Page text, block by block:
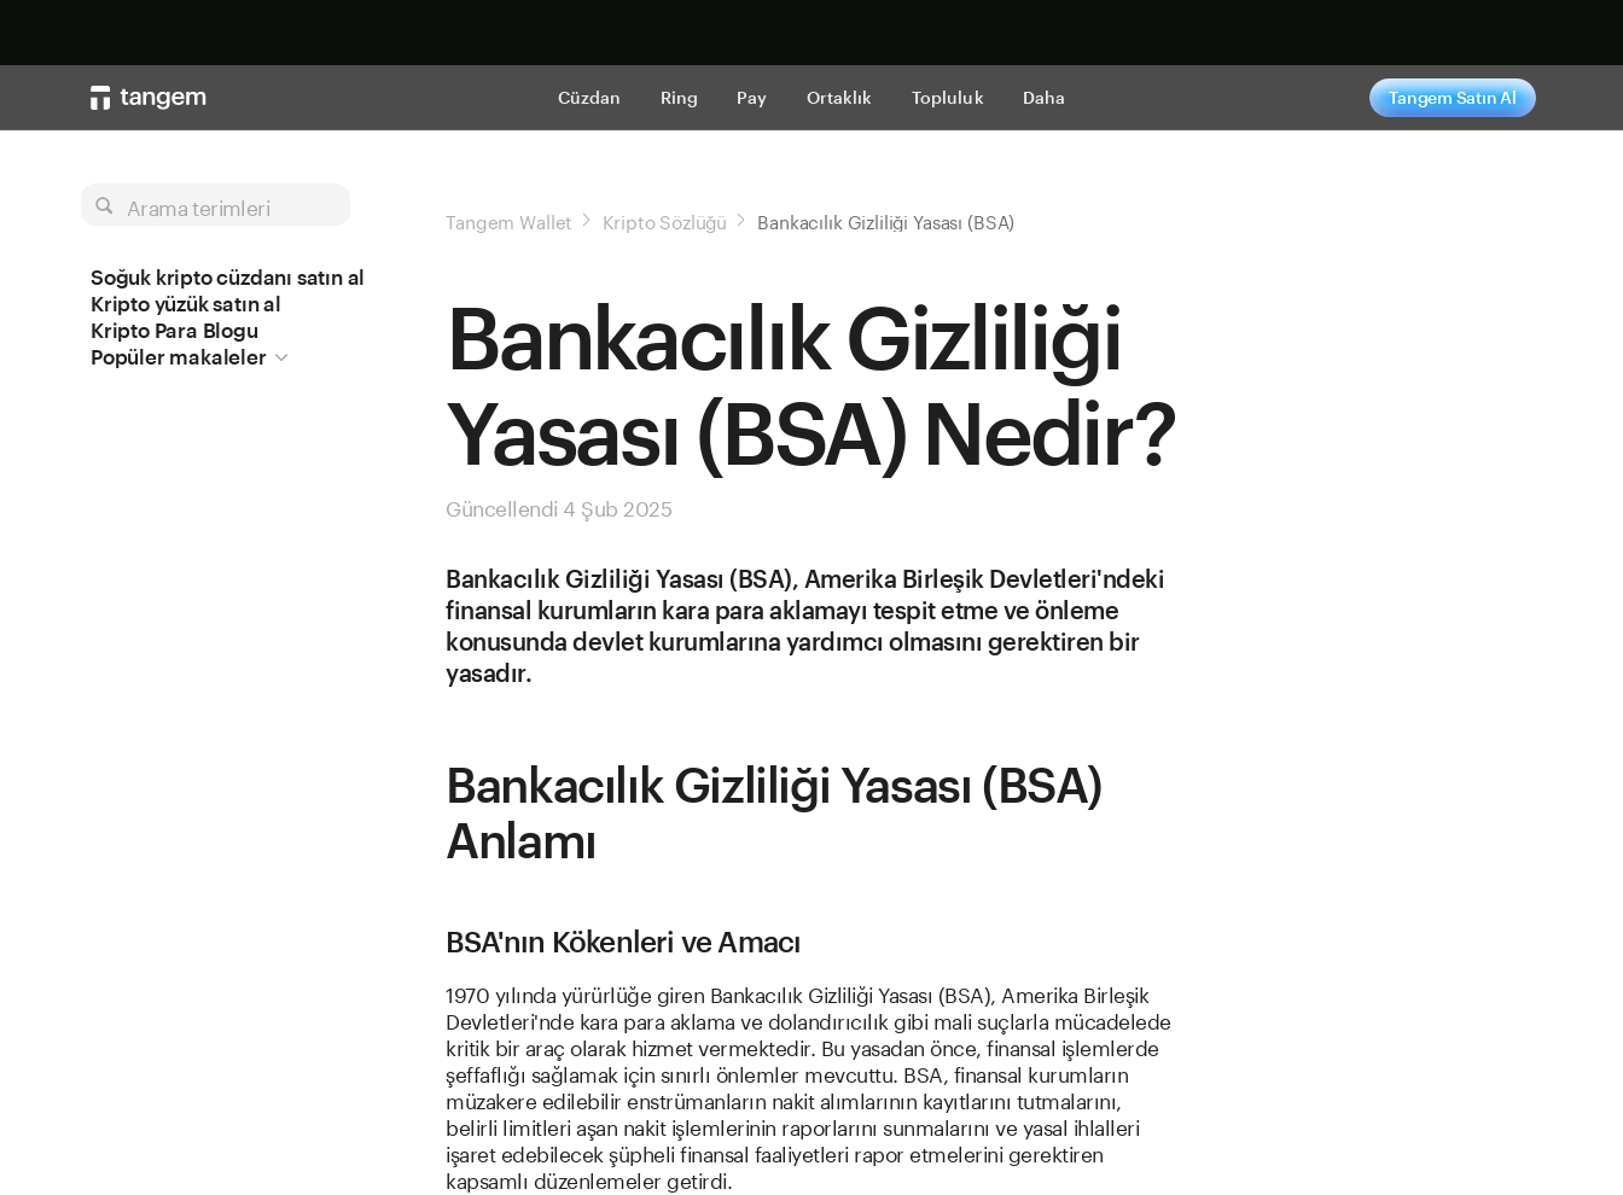
Cüzdan Ring Pay Ortaklık Topluluk Daha Tangem Satın Al
Arama terimleri
Soğuk kripto cüzdanı satın al
Kripto yüzük satın al
Kripto Para Blogu
Popüler makaleler
Tangem Wallet Kripto Sözlüğü Bankacılık Gizliliği Yasası (BSA)
Bankacılık Gizliliği
Yasası (BSA) Nedir?
Güncellendi 4 Şub 2025
Bankacılık Gizliliği Yasası (BSA), Amerika Birleşik Devletleri'ndeki
finansal kurumların kara para aklamayı tespit etme ve önleme
konusunda devlet kurumlarına yardımcı olmasını gerektiren bir
yasadır.
Bankacılık Gizliliği Yasası (BSA)
Anlamı
BSA'nın Kökenleri ve Amacı
1970 yılında yürürlüğe giren Bankacılık Gizliliği Yasası (BSA), Amerika Birleşik
Devletleri'nde kara para aklama ve dolandırıcılık gibi mali suçlarla mücadelede
kritik bir araç olarak hizmet vermektedir. Bu yasadan önce, finansal işlemlerde
şeffaflığı sağlamak için sınırlı önlemler mevcuttu. BSA, finansal kurumların
müzakere edilebilir enstrümanların nakit alımlarının kayıtlarını tutmalarını,
belirli limitleri aşan nakit işlemlerinin raporlarını sunmalarını ve yasal ihlalleri
işaret edebilecek şüpheli finansal faaliyetleri rapor etmelerini gerektiren
kapsamlı düzenlemeler getirdi.